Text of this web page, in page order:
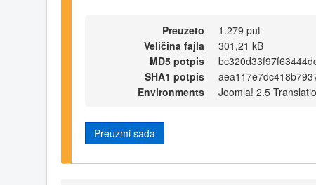
Preuzeto
1.279 put
Veličina fajla
301,21 kB
MD5 potpis
SHA1 potpis
Environments
Joomla! 2.5
Preuzmi sada